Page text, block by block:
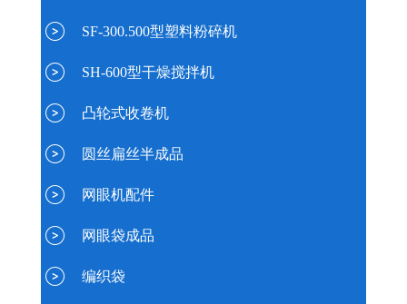
SF-300.500型塑料粉碎机
SH-600型干燥搅拌机
凸轮式收卷机
圆丝扁丝半成品
网眼机配件
网眼袋成品
编织袋